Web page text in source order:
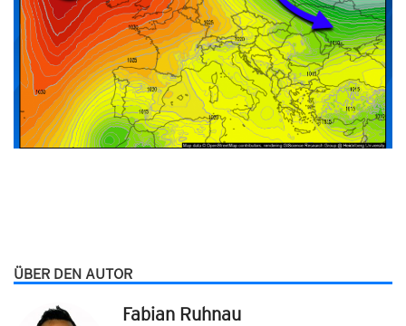
ÜBER DEN AUTOR
Fabian Ruhnau